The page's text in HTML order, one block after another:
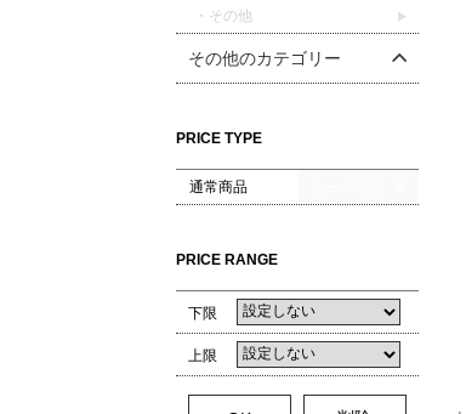
・その他
その他のカテゴリー
PRICE TYPE
通常商品
PRICE RANGE
下限
上限